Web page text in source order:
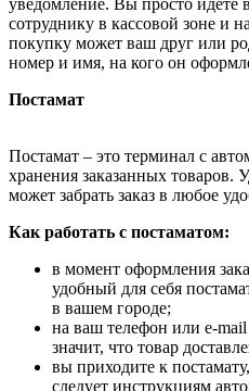
уведомление. Вы просто идёте
сотруднику в кассовой зоне и
покупку может ваш друг или
номер и имя, на кого он
Постамат
Постамат – это терминал с
хранения заказанных товаров.
может забрать заказ в любое
Как работать с постаматом:
в момент оформления
удобный для себя
в вашем городе;
на ваш телефон или e-
значит, что товар
вы приходите к
следует инструкциям